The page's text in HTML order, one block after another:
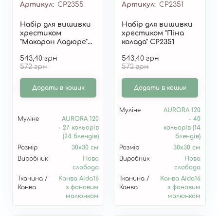
Артикул СР2355
Набір для вишивки
хрестиком
"Макарон Ладюре"
543,40 грн
572 грн
Додати в кошик
Муліне
AURORA 120
- 27 кольорів
(24 блендів)
Розмір
30х30 см
Виробник
Нова
слобода
Тканина /
Канва
Канва Aida16
з фоновим
малюнком
Артикул СР2351
Набір для вишивки
хрестиком "Піна
колада" СР2351
543,40 грн
572 грн
Додати в кошик
Муліне
AURORA 120
- 40
кольорів (14
блендів)
Розмір
30х30 см
Виробник
Нова
слобода
Тканина /
Канва
Канва Aida16
з фоновим
малюнком